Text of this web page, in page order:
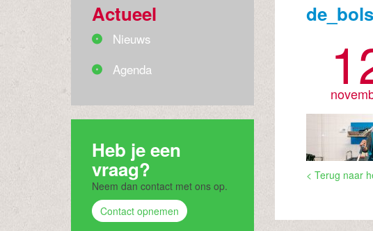
< Terug naar
Actueel
Nieuws
Agenda
Heb je een
vraag?
Neem dan contact met ons op.
Contact opnemen